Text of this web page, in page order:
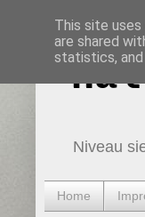
Niveau
Home
This site
are shared
statistics,